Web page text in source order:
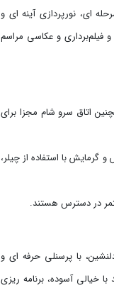
ای، نورپردازی آینه ‌ای و
و عکاسی مراسم
اتاق سرو شام مجزا برای
با استفاده از چیلر،
در دسترس هستند.
با پرسنلی حرفه‌ ای و
خیالی آسوده، برنامه ‌ریزی